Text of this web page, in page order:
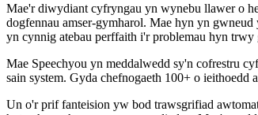
Mae'r diwydiant cyfryngau yn wynebu llawer o
dogfennau amser-gymharol. Mae hyn yn
yn cynnig atebau perffaith i'r problemau hyn
Mae Speechyou yn meddalwedd sy'n cofrestru
sain system. Gyda chefnogaeth 100+ o
Un o'r prif fanteision yw bod trawsgrifiad